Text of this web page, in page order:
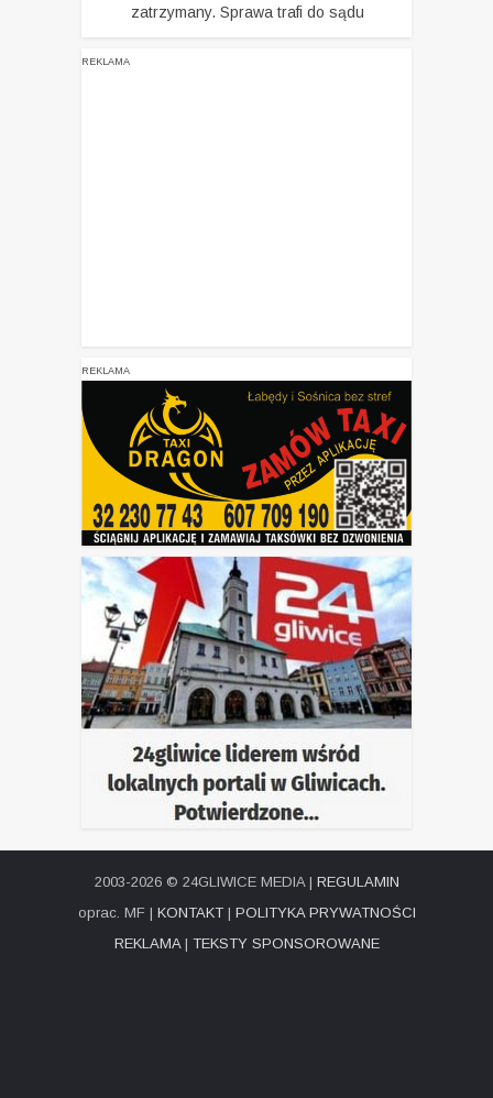
zatrzymany. Sprawa trafi do sądu
REKLAMA
REKLAMA
2003-2026 © 24GLIWICE MEDIA | REGULAMIN
oprac. MF | KONTAKT| POLITYKA PRYWATNOŚCI
REKLAMA| TEKSTY SPONSOROWANE